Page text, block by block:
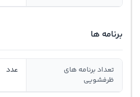
برنامه ها
تعداد برنامه های
ظرفشویی
عدد